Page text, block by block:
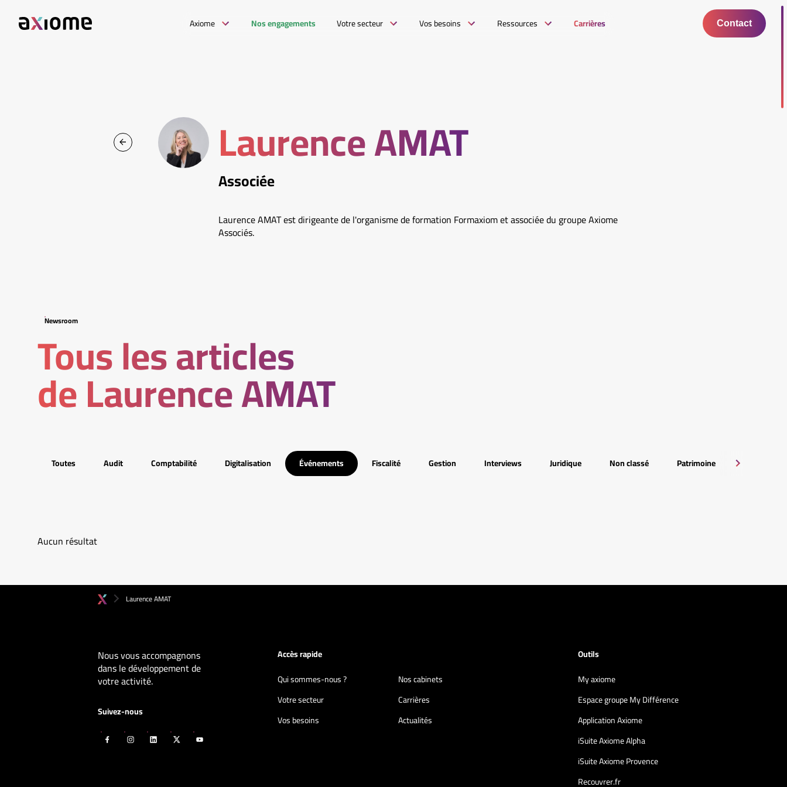
Axiome Nos engagements Votre secteur Vos besoins Ressources Carrières Contact
Laurence AMAT
Associée
Laurence AMAT est dirigeante de l'organisme de formation Formaxiom et associée du groupe Axiome
Associés.
Newsroom
Tous les articles
de Laurence AMAT
Toutes Audit Comptabilité Digitalisation Événements Fiscalité Gestion Interviews Juridique Non classé Patrimoine
Aucun résultat
Laurence AMAT
Nous vous accompagnons
dans le développement de
votre activité.
Suivez-nous
Accès rapide
Qui sommes-nous ?
Nos cabinets
Votre secteur
Carrières
Vos besoins
Actualités
Outils
My axiome
Espace groupe My Différence
Application Axiome
iSuite Axiome Alpha
iSuite Axiome Provence
Recouvrer.fr